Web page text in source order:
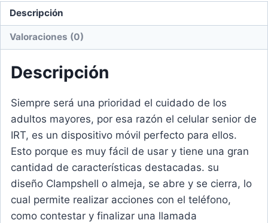
Descripción
Valoraciones (0)
Descripción
Siempre será una prioridad el cuidado de los
adultos mayores, por esa razón el celular senior de
IRT, es un dispositivo móvil perfecto para ellos.
Esto porque es muy fácil de usar y tiene una gran
cantidad de características destacadas. su
diseño Clampshell o almeja, se abre y se cierra, lo
cual permite realizar acciones con el teléfono,
como contestar y finalizar una llamada